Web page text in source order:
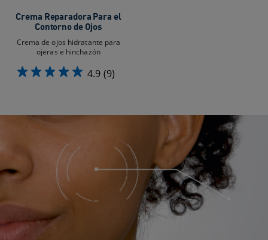
Crema Reparadora Para el
Contorno de Ojos
Crema de ojos hidratante para
ojeras e hinchazón
4.9 (9)